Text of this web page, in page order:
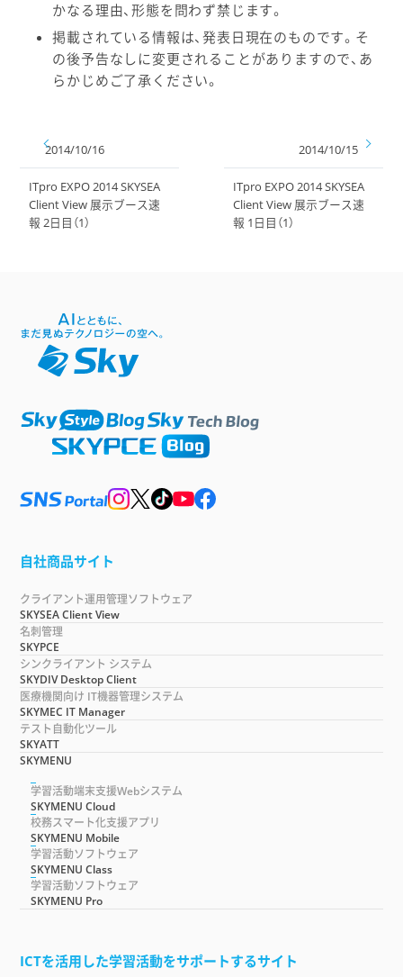
かなる理由、形態を問わず禁じます。
掲載されている情報は、発表日現在のものです。そ
の後予告なしに変更されることがありますので、あ
らかじめご了承ください。
2014/10/16
ITpro EXPO 2014 SKYSEA
Client View 展示ブース速
報 2日目（1）
2014/10/15
ITpro EXPO 2014 SKYSEA
Client View 展示ブース速
報 1日目（1）
自社商品サイト
クライアント運用管理ソフトウェア
SKYSEA Client View
名刺管理
SKYPCE
シンクライアント システム
SKYDIV Desktop Client
医療機関向け IT機器管理システム
SKYMEC IT Manager
テスト自動化ツール
SKYATT
SKYMENU
学習活動端末支援Webシステム
SKYMENU Cloud
校務スマート化支援アプリ
SKYMENU Mobile
学習活動ソフトウェア
SKYMENU Class
学習活動ソフトウェア
SKYMENU Pro
ICTを活用した学習活動をサポートするサイト